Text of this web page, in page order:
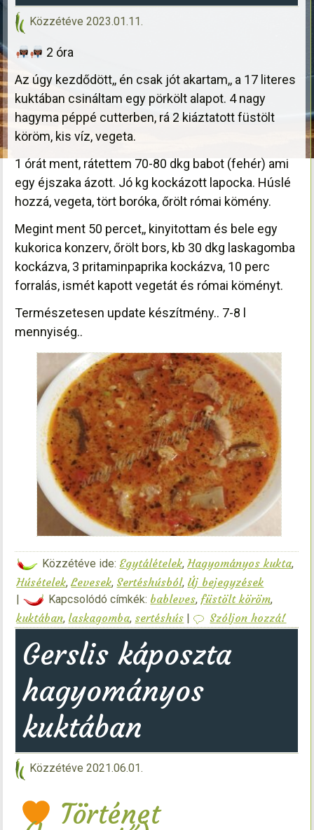
Közzétéve 2023.01.11.
2 óra
Az úgy kezdődött,, én csak jót akartam,, a 17 literes
kuktában csináltam egy pörkölt alapot. 4 nagy
hagyma péppé cutterben, rá 2 kiáztatott füstölt
köröm, kis víz, vegeta.
1 órát ment, rátettem 70-80 dkg babot (fehér) ami
egy éjszaka ázott. Jó kg kockázott lapocka. Húslé
hozzá, vegeta, tört boróka, őrölt római kömény.
Megint ment 50 percet,, kinyitottam és bele egy
kukorica konzerv, őrölt bors, kb 30 dkg laskagomba
kockázva, 3 pritaminpaprika kockázva, 10 perc
forralás, ismét kapottvegetát és római köményt.
Természetesen update készítmény.. 7-8 l
mennyiség..
Közzétéve ide: Egytálételek,Hagyományos kukta,
Húsételek,Levesek, Sertéshúsból, Új bejegyzések
| Kapcsolódó címkék: bableves, füstölt köröm,
kuktában, laskagomba, sertéshús | Szóljon hozzá!
Gerslis káposzta
hagyományos
kuktában
Közzétéve 2021.06.01.
Történet